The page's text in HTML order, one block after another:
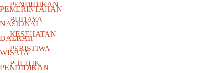
PENDIDIKAN
BUDAYA
KESEHATAN
PERISTIWA
POLITIK
PEMERINTAHAN
NASIONAL
DAERAH
WISATA
PENDIDIKAN